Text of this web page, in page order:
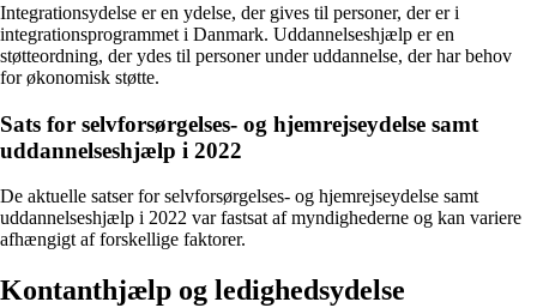
Integrationsydelse er en ydelse, der gives til personer, der er i
integrationsprogrammet i Danmark. Uddannelseshjælp er en
støtteordning, der ydes til personer under uddannelse, der har behov
for økonomisk støtte.
Sats for selvforsørgelses- og hjemrejseydelse samt
uddannelseshjælp i 2022
De aktuelle satser for selvforsørgelses- og hjemrejseydelse samt
uddannelseshjælp i 2022 var fastsat af myndighederne og kan variere
afhængigt af forskellige faktorer.
Kontanthjælp og ledighedsydelse